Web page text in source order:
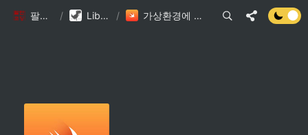
팔만코딩경 / Library DB / 가상환경에 Swift설치하기